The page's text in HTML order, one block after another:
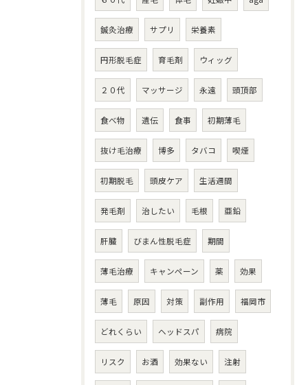
鍼灸治療 サプリ 栄養素
円形脱毛症 育毛剤 ウィッグ
２０代 マッサージ 永遠 頭頂部
食べ物 遺伝 食事 初期薄毛
抜け毛治療 博多 タバコ 喫煙
初期脱毛 頭皮ケア 生活週間
発毛剤 治したい 毛根 亜鉛
肝臓 びまん性脱毛症 期間
薄毛治療 キャンペーン 薬 効果
薄毛 原因 対策 副作用 福岡市
どれくらい ヘッドスパ 病院
リスク お酒 効果ない 注射